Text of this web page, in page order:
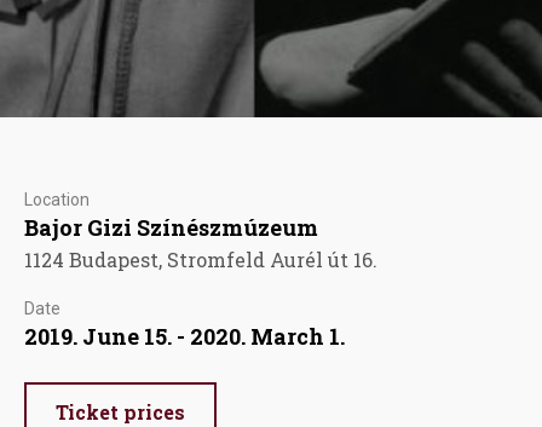
Location
Bajor Gizi Színészmúzeum
1124 Budapest, Stromfeld Aurél út 16.
Date
2019. June 15. - 2020. March 1.
Ticket prices